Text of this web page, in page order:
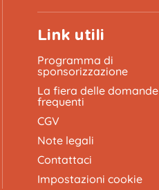
Link utili
Programma di
sponsorizzazione
La fiera delle domande
frequenti
CGV
Note legali
Contattaci
Impostazioni cookie